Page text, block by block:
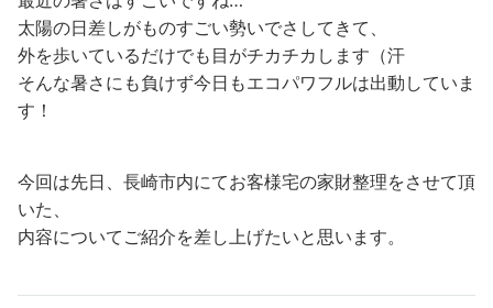
太陽の日差しがものすごい勢いでさしてきて、
外を歩いているだけでも目がチカチカします（汗
そんな暑さにも負けず今日もエコパワフルは出動していま
す！
今回は先日、長崎市内にてお客様宅の家財整理をさせて頂
いた、
内容についてご紹介を差し上げたいと思います。